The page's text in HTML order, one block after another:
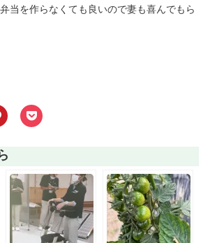
当を作らなくても良いので妻も喜んでもら